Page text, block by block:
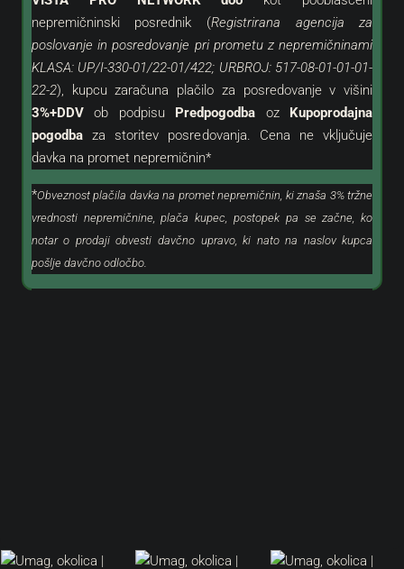
nepremičninski posrednik (Registrirana agencija za
poslovanje in posredovanje pri prometu z nepremičninami
KLASA: UP/I-330-01/22-01/422; URBROJ: 517-08-01-01-01-
22-2), kupcu zaračuna plačilo za posredovanje v višini
3%+DDVob podpisu Predpogodba oz Kupoprodajna
pogodbaza storitev posredovanja. Cena ne vključuje
davka na promet nepremičnin*
*Obveznost plačila davka na promet nepremičnin, ki znaša 3% tržne
vrednosti nepremičnine, plača kupec, postopek pa se začne, ko
notar o prodaji obvesti davčno upravo, ki nato na naslov kupca
pošlje davčno odločbo.